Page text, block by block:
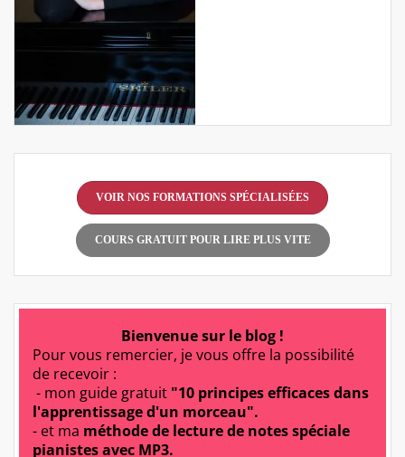
VOIR NOS FORMATIONS SPÉCIALISÉES
COURS GRATUIT POUR LIRE PLUS VITE